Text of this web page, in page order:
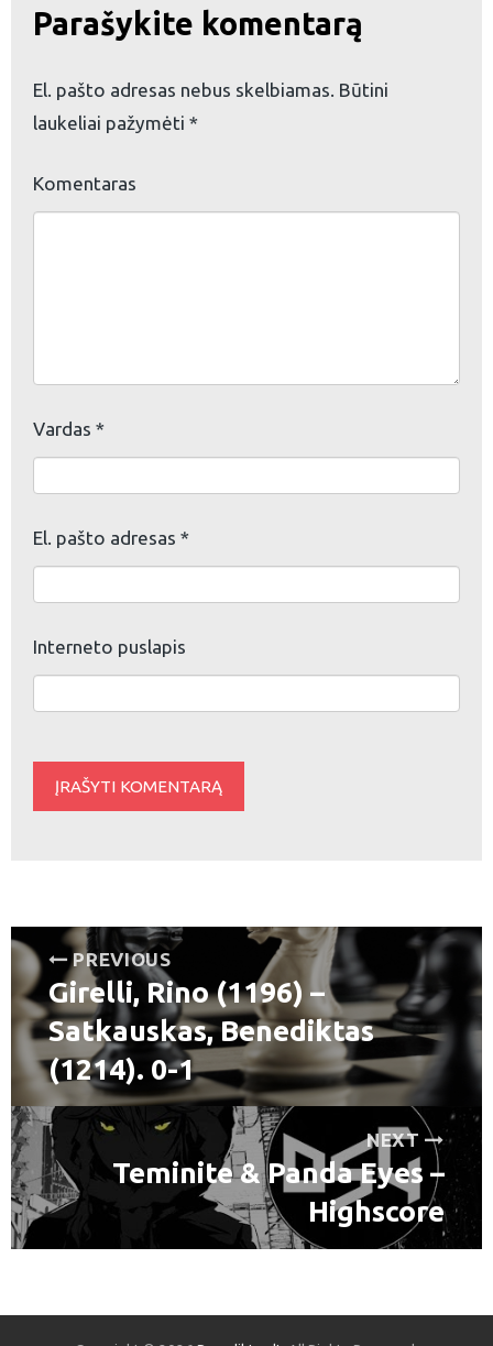
Parašykite komentarą
El. pašto adresas nebus skelbiamas. Būtini
laukeliai pažymėti *
Komentaras
Vardas *
El. pašto adresas *
Interneto puslapis
Navigacija
tarp
įrašų
PREVIOUS
Previous
post:
Girelli, Rino (1196) –
Satkauskas, Benediktas
(1214). 0-1
NEXT
Next
post:
Teminite & Panda Eyes –
Highscore